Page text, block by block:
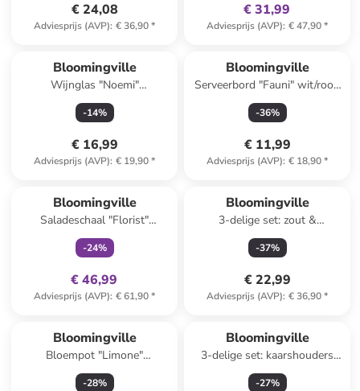
€ 24,08
Adviesprijs (AVP): € 36,90*
€ 31,99
Adviesprijs (AVP): € 47,90*
Bloomingville
Wijnglas "Noemi"
transparant/blauw - 220 ml
-14%
€ 16,99
Adviesprijs (AVP): € 19,90*
Bloomingville
Serveerbord "Fauni" wit/rood
- (L)15 x (B)11,5 cm
-36%
€ 11,99
Adviesprijs (AVP): € 18,90*
Bloomingville
Saladeschaal "Florist"
meerkleurig - Ø 26,5 cm
-24%
€ 46,99
Adviesprijs (AVP): € 61,90*
Bloomingville
3-delige set: zout &
peperstrooier "Bea"
crème/bruin - (H)11 cm
-37%
€ 22,99
Adviesprijs (AVP): € 36,90*
Bloomingville
Bloempot "Limone"
crème/geel - (H)16 x Ø 16,5
cm
-28%
Bloomingville
3-delige set: kaarshouders
''Blanchard'' wit/bruin
-27%